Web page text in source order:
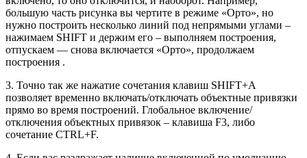
большую часть рисунка вы чертите в режиме «Орто», но
нужно построить несколько линий под непрямыми углами –
нажимаем SHIFT и держим его – выполняем построения,
отпускаем — снова включается «Орто», продолжаем
построения .
3. Точно так же нажатие сочетания клавиш SHIFT+A
позволяет временно включать/отключать объектные привязки
прямо во время построений. Глобальное включение/
отключения объектных привязок – клавиша F3, либо
сочетание CTRL+F.